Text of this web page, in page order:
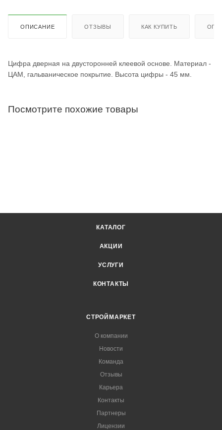
ОПИСАНИЕ ОТЗЫВЫ КАК КУПИТЬ
Цифра дверная на двусторонней клеевой основе. Материал -
ЦАМ, гальваническое покрытие. Высота цифры - 45 мм.
Посмотрите похожие товары
КАТАЛОГ
АКЦИИ
УСЛУГИ
КОНТАКТЫ
СТРОЙМАРКЕТ
О компании
Новости
Команда
Отзывы
Карьера
Контакты
Партнеры
Лицензии